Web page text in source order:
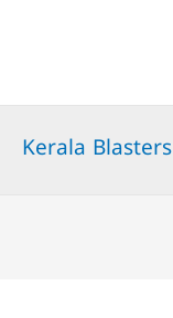
Kerala Blasters